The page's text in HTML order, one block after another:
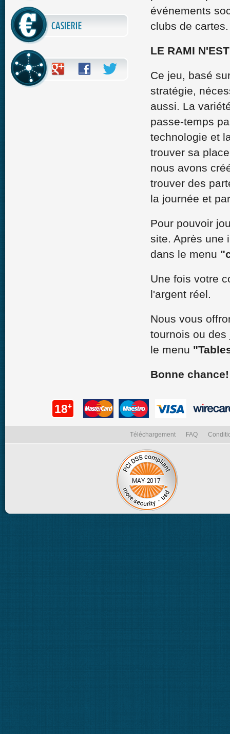
événements
clubs de cartes.
LE RAMI
Ce jeu, basé
stratégie,
aussi. La
passe-temps
technologie et
trouver sa
nous avons
trouver des
la journée et
Pour pouvoir
site. Après une
dans le menu
Une fois votre
l'argent réel.
Nous vous
tournois ou
le menu
Bonne chance!
18
Téléchargement FAQ